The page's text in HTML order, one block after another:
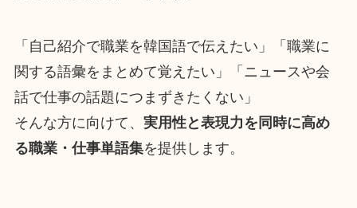
「自己紹介で職業を韓国語で伝えたい」「職業に
関する語彙をまとめて覚えたい」「ニュースや会
話で仕事の話題につまずきたくない」
そんな方に向けて、 実用性と表現力を同時に高め
る職業・仕事単語集を提供します。